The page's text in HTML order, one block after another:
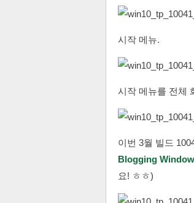
시작 메뉴.
시작 메뉴를 전체
이번 3월 빌드
Blogging
요! ㅎㅎ)